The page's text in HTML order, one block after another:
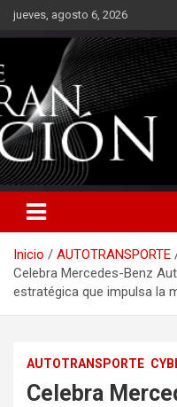
Saltarjueves, agosto 6, 2026
Inicio
AUTOTRANSPORTE
Celebra Mercedes-Benz
estratégica que impulsa la
AUTOTRANSPORTE
Celebra